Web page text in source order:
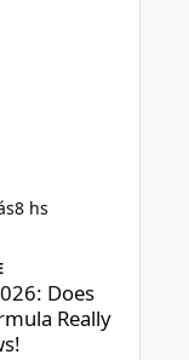
8 hs
Weight Loss Formula
Does
Really